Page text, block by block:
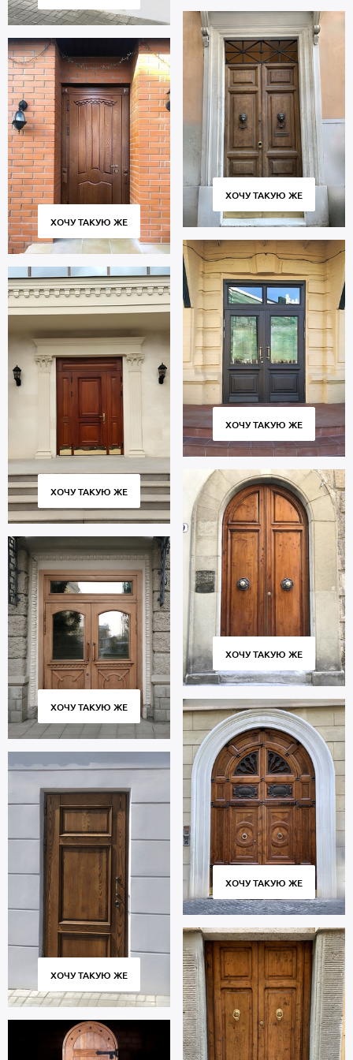
дн. Доставка по Москве и Московской области, аккуратная
установка «под ключ». Гарантия 5 лет.
ХОЧУ ТАКУЮ ЖЕ
ХОЧУ ТАКУЮ ЖЕ
ХОЧУ ТАКУЮ ЖЕ
ХОЧУ ТАКУЮ ЖЕ
ХОЧУ ТАКУЮ ЖЕ
ХОЧУ ТАКУЮ ЖЕ
ХОЧУ ТАКУЮ ЖЕ
ХОЧУ ТАКУЮ ЖЕ